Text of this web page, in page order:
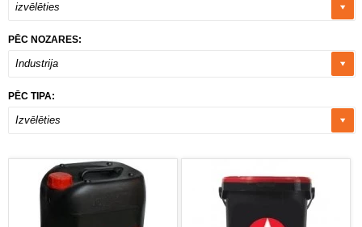
izvēlēties
PĒC NOZARES:
Industrija
PĒC TIPA:
Izvēlēties